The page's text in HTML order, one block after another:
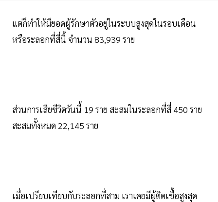
แต่ก็ทำให้มียอดผู้รักษาตัวอยู่ในระบบสูงสุดในรอบเดือน
หรือระลอกที่สี่นี้ จำนวน 83,939 ราย
ส่วนการเสียชีวิตวันนี้ 19 ราย สะสมในระลอกที่สี่ 450 ราย
สะสมทั้งหมด 22,145 ราย
เมื่อเปรียบเทียบกับระลอกที่สาม เราเคยมีผู้ติดเชื้อสูงสุด